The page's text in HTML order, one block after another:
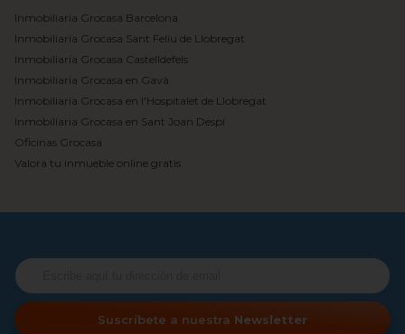
Inmobiliaria Grocasa Barcelona
Inmobiliaria Grocasa Sant Feliu de Llobregat
Inmobiliaria Grocasa Castelldefels
Inmobiliaria Grocasa en Gavà
Inmobiliaria Grocasa en l'Hospitalet de Llobregat
Inmobiliaria Grocasa en Sant Joan Despí
Oficinas Grocasa
Valora tu inmueble online gratis
Suscríbete a nuestra Newsletter